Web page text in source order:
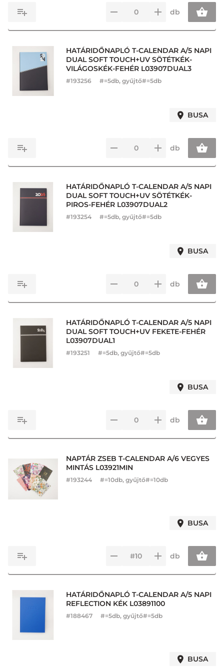
db
HATÁRIDŐNAPLÓ T-CALENDAR A/5 NAPI
DUAL SOFT TOUCH+UV SÖTÉTKÉK-
VILÁGOSKÉK-FEHÉR L03907DUAL3
#193256 #=5db, gyűjtő#=5db
BUSA
db
HATÁRIDŐNAPLÓ T-CALENDAR A/5 NAPI
DUAL SOFT TOUCH+UV SÖTÉTKÉK-
PIROS-FEHÉR L03907DUAL2
#193254 #=5db, gyűjtő#=5db
BUSA
db
HATÁRIDŐNAPLÓ T-CALENDAR A/5 NAPI
DUAL SOFT TOUCH+UV FEKETE-FEHÉR
L03907DUAL1
#193251 #=5db, gyűjtő#=5db
BUSA
db
NAPTÁR ZSEB T-CALENDAR A/6 VEGYES
MINTÁS L03921MIN
#193244 #=10db, gyűjtő#=10db
BUSA
db
HATÁRIDŐNAPLÓ T-CALENDAR A/5 NAPI
REFLECTION KÉK L03891100
#188467 #=5db, gyűjtő#=5db
BUSA